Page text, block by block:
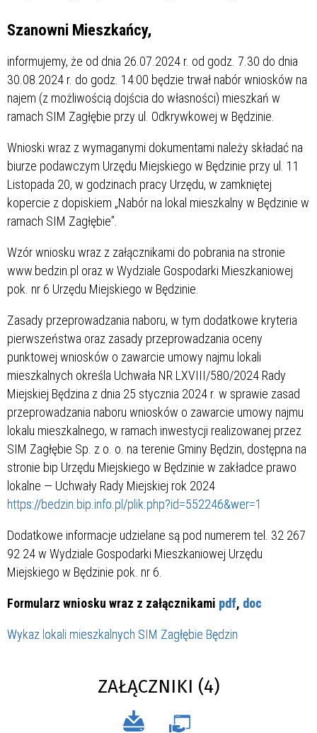
Szanowni Mieszkańcy,
informujemy, że od dnia 26.07.2024 r. od godz. 7.30 do dnia
30.08.2024 r. do godz. 14:00 będzie trwał nabór wniosków na
najem (z możliwością dojścia do własności) mieszkań w
ramach SIM Zagłębie przy ul. Odkrywkowej w Będzinie.
Wnioski wraz z wymaganymi dokumentami należy składać na
biurze podawczym Urzędu Miejskiego w Będzinie przy ul. 11
Listopada 20, w godzinach pracy Urzędu, w zamkniętej
kopercie z dopiskiem „Nabór na lokal mieszkalny w Będzinie w
ramach SIM Zagłębie”.
Wzór wniosku wraz z załącznikami do pobrania na stronie
www.bedzin.pl oraz w Wydziale Gospodarki Mieszkaniowej
pok. nr 6 Urzędu Miejskiego w Będzinie.
Zasady przeprowadzania naboru, w tym dodatkowe kryteria
pierwszeństwa oraz zasady przeprowadzania oceny
punktowej wniosków o zawarcie umowy najmu lokali
mieszkalnych określa Uchwała NR LXVIII/580/2024 Rady
Miejskiej Będzina z dnia 25 stycznia 2024 r. w sprawie zasad
przeprowadzania naboru wniosków o zawarcie umowy najmu
lokalu mieszkalnego, w ramach inwestycji realizowanej przez
SIM Zagłębie Sp. z o. o. na terenie Gminy Będzin, dostępna na
stronie bip Urzędu Miejskiego w Będzinie w zakładce prawo
lokalne — Uchwały Rady Miejskiej rok 2024
https://bedzin.bip.info.pl/plik.php?id=552246&wer=1
Dodatkowe informacje udzielane są pod numerem tel. 32 267
92 24 w Wydziale Gospodarki Mieszkaniowej Urzędu
Miejskiego w Będzinie pok. nr 6.
Formularz wniosku wraz z załącznikami pdf, doc
Wykaz lokali mieszkalnych SIM Zagłębie Będzin
ZAŁĄCZNIKI (4)